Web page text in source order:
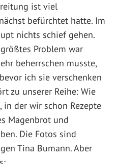
ist viel
befürchtet hatte. Im
nichts schief gehen.
Problem war
beherrschen musste,
ich sie verschenken
zu unserer Reihe: Wie
der wir schon Rezepte
Magenbrot und
Die Fotos sind
Tina Bumann. Aber